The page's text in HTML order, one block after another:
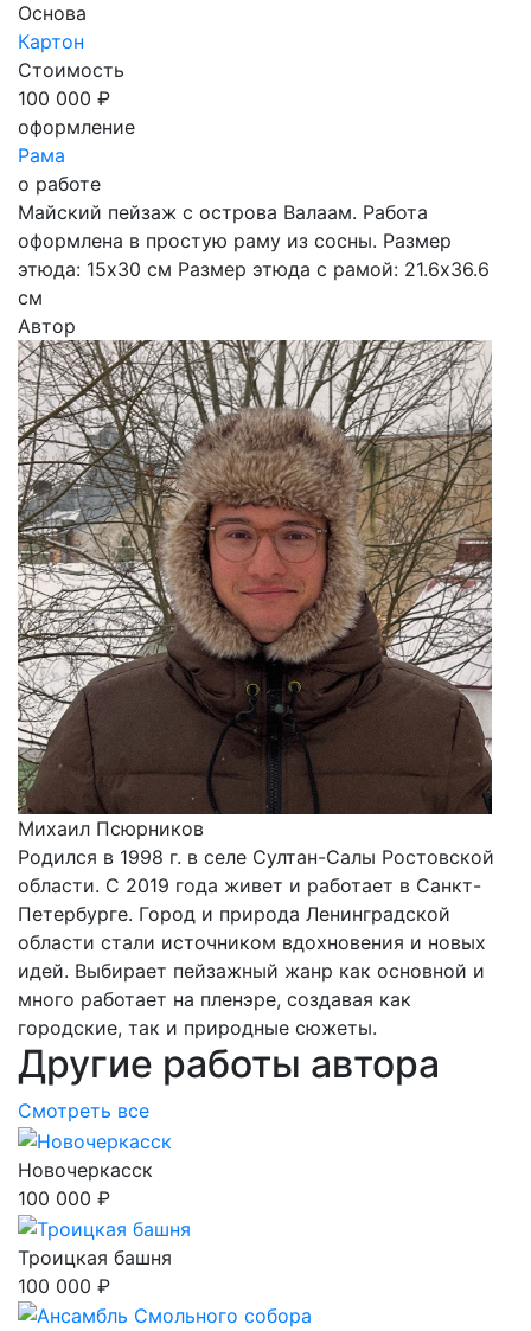
Основа
Картон
Стоимость
100 000 ₽
оформление
Рама
о работе
Майский пейзаж с острова Валаам. Работа
оформлена в простую раму из сосны. Размер
этюда: 15х30 см Размер этюда с рамой: 21.6х36.6
см
Автор
Михаил Псюрников
Родился в 1998 г. в селе Султан-Салы Ростовской
области. С 2019 года живет и работает в Санкт-
Петербурге. Город и природа Ленинградской
области стали источником вдохновения и новых
идей. Выбирает пейзажный жанр как основной и
много работает на пленэре, создавая как
городские, так и природные сюжеты.
Другие работы автора
Смотреть все
Новочеркасск
100 000 ₽
Троицкая башня
100 000 ₽